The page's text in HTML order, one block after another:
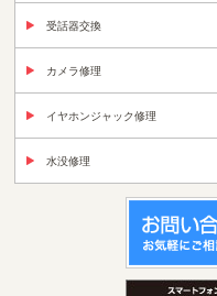
受話器交換
カメラ修理
イヤホンジャック修理
水没修理